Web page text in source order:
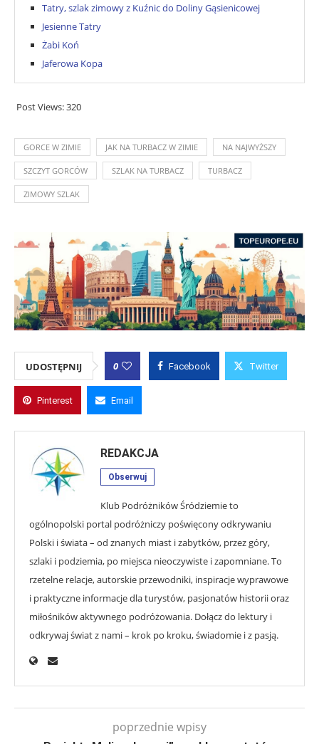
Tatry, szlak zimowy z Kuźnic do Doliny Gąsienicowej
Jesienne Tatry
Żabi Koń
Jaferowa Kopa
Post Views:320
GORCE W ZIMIE JAK NA TURBACZ W ZIMIE NA NAJWYŻSZY
SZCZYT GORCÓW SZLAK NA TURBACZ TURBACZ
ZIMOWY SZLAK
UDOSTĘPNIJ 0 Facebook Twitter
Pinterest Email
REDAKCJA
Obserwuj
Klub Podróżników Śródziemie to
ogólnopolski portal podróżniczy poświęcony odkrywaniu
Polski i świata – od znanych miast i zabytków, przez góry,
szlaki i podziemia, po miejsca nieoczywiste i zapomniane. To
rzetelne relacje, autorskie przewodniki, inspiracje wyprawowe
i praktyczne informacje dla turystów, pasjonatów historii oraz
miłośników aktywnego podróżowania. Dołącz do lektury i
odkrywaj świat z nami – krok po kroku, świadomie i z pasją.
poprzednie wpisy